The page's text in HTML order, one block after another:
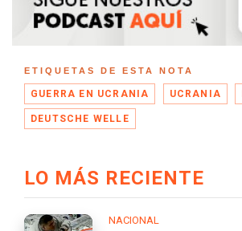
ETIQUETAS DE ESTA NOTA
GUERRA EN UCRANIA UCRANIA
DEUTSCHE WELLE
LO MÁS RECIENTE
NACIONAL